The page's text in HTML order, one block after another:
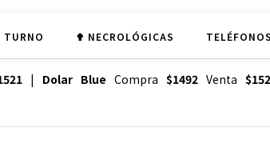
TURNO ✟ NECROLÓGICAS
| Dolar Blue Compra $1492Venta